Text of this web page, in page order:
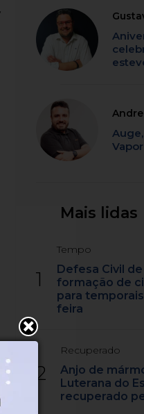
Mais lidas
1
Tempo
Defesa Civil
formação de
para
feira
2
Recuperado
Anjo de
Luterana do
recuperado